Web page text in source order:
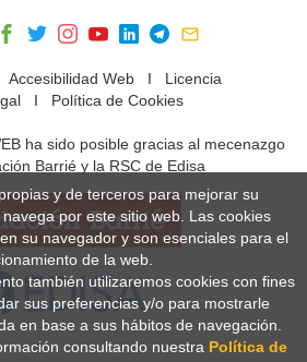
Accesibilidad WebI Licencia
I Política de Cookies
ha sido posible gracias al mecenazgo
Barrié y la RSC de Edisa
y de terceros para mejorar su
por este sitio web. Las cookies
su navegador y son esenciales para el
de la web.
también utilizaremos cookies con fines
sus preferencias y/o para mostrarle
en base a sus hábitos de navegación.
consultando nuestra Política de